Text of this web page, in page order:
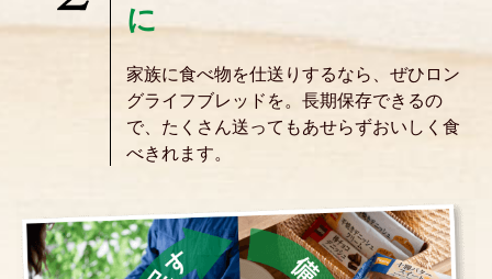
に
家族に食べ物を仕送りするなら、ぜひロン
グライフブレッドを。長期保存できるの
で、たくさん送ってもあせらずおいしく食
べきれます。